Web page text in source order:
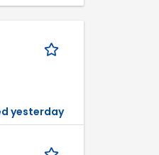
yesterday